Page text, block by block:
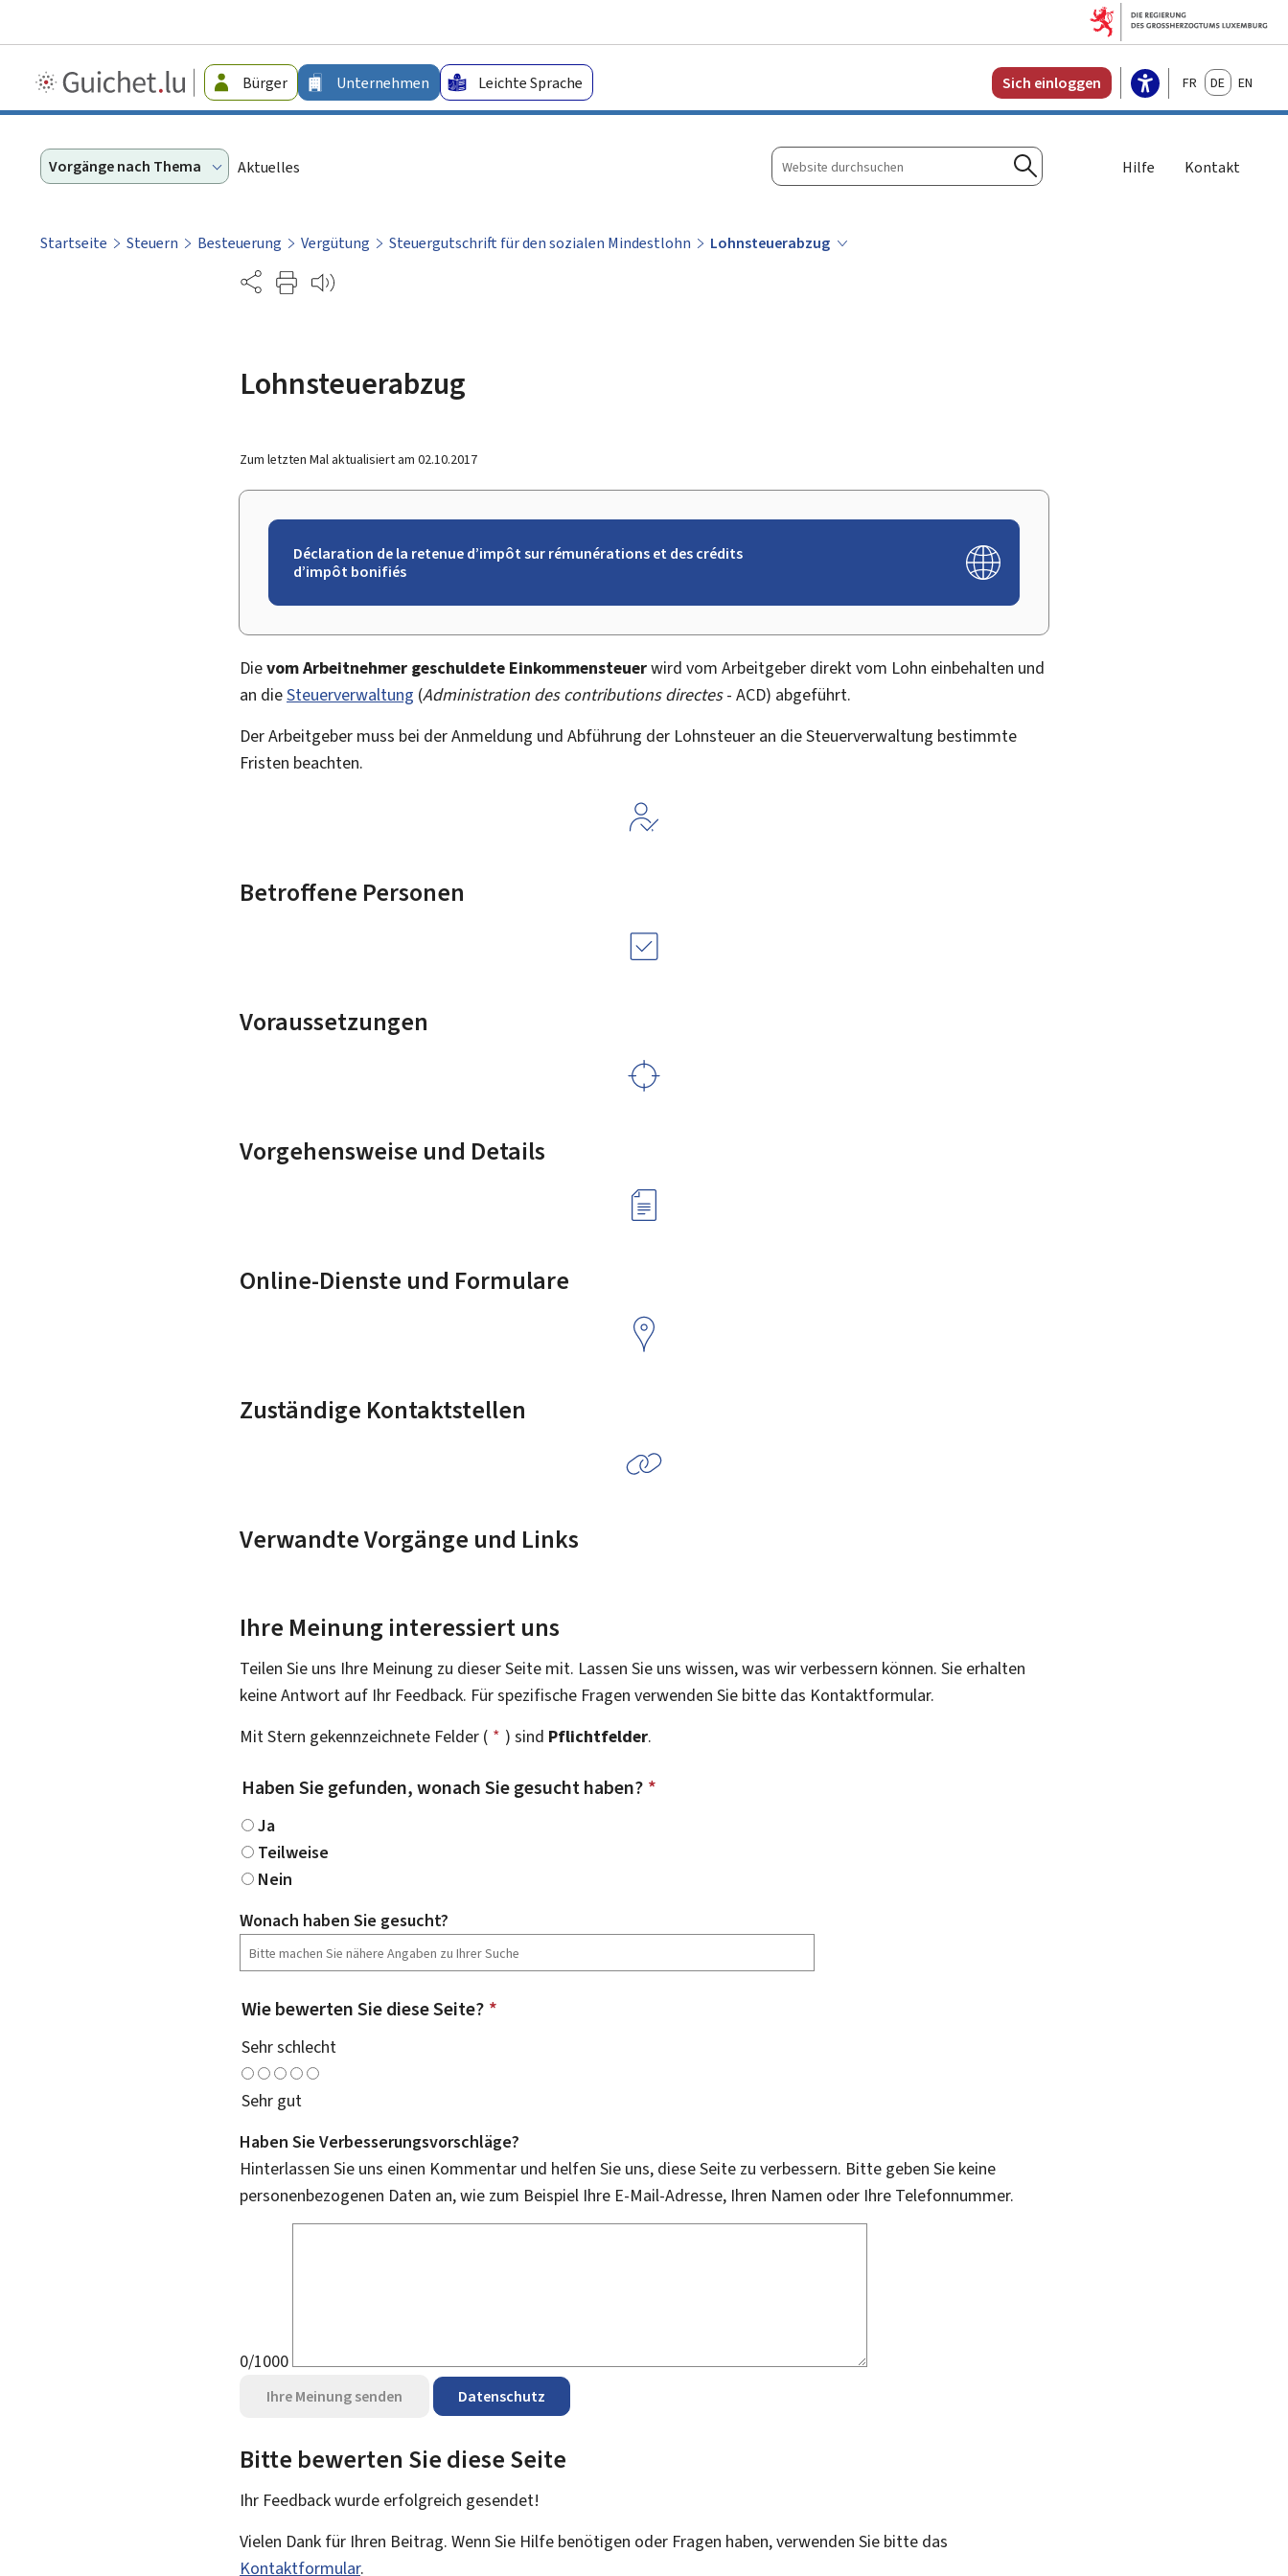
Guichet.lu
-
Bürger Unternehmen Leichte Sprache Sich einloggen FrançaisDeutschEnglish
Vorgänge nach Thema Aktuelles
Website
durchsuchen
Suchen
Hilfe Kontakt
Startseite Steuern Besteuerung Vergütung Steuergutschrift für den sozialen Mindestlohn
Lohnsteuerabzug
Partage
Lohnsteuerabzug
Zum letzten Mal aktualisiert am 02.10.2017
Déclaration de la retenue d’impôt sur rémunérations et des crédits
d’impôt bonifiés
Dievom Arbeitnehmer geschuldete Einkommensteuerwird vom Arbeitgeber direkt vom Lohn einbehalten und
an dieSteuerverwaltung (Administration des contributions directes- ACD) abgeführt.
Der Arbeitgeber muss bei der Anmeldung und Abführung der Lohnsteuer an die Steuerverwaltung bestimmte
Fristen beachten.
Betroffene Personen
Voraussetzungen
Vorgehensweise und Details
Online-Dienste und Formulare
Zuständige Kontaktstellen
Verwandte Vorgänge und Links
Ihre Meinung interessiert uns
Teilen Sie uns Ihre Meinung zu dieser Seite mit. Lassen Sie uns wissen, was wir verbessern können. Sie erhalten
keine Antwort auf Ihr Feedback. Für spezifische Fragen verwenden Sie bitte das Kontaktformular.
Mit Stern gekennzeichnete Felder ( * ) sind Pflichtfelder.
Haben Sie gefunden, wonach Sie gesucht haben? *
Ja
Teilweise
Nein
Wonach haben Sie gesucht?
Wie bewerten Sie diese Seite? *
Sehr schlecht
Sehr gut
Haben Sie Verbesserungsvorschläge?
Hinterlassen Sie uns einen Kommentar und helfen Sie uns, diese Seite zu verbessern. Bitte geben Sie keine
personenbezogenen Daten an, wie zum Beispiel Ihre E-Mail-Adresse, Ihren Namen oder Ihre Telefonnummer.
0/1000
Ihre Meinung senden Datenschutz
Bitte bewerten Sie diese Seite
Ihr Feedback wurde erfolgreich gesendet!
Vielen Dank für Ihren Beitrag. Wenn Sie Hilfe benötigen oder Fragen haben, verwenden Sie bitte das
Kontaktformular.